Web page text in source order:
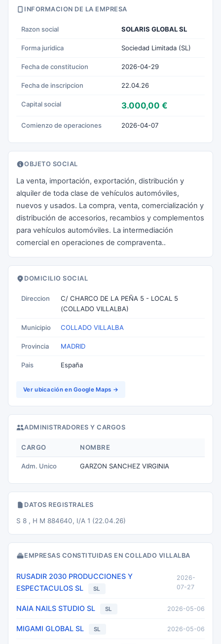
INFORMACION DE LA EMPRESA
Razon social SOLARIS GLOBAL SL
Forma juridica Sociedad Limitada (SL)
Fecha de constitucion 2026-04-29
Fecha de inscripcion 22.04.26
Capital social 3.000,00 €
Comienzo de operaciones 2026-04-07
OBJETO SOCIAL
La venta, importación, exportación, distribución y
alquiler de toda clase de vehículos automóviles,
nuevos y usados. La compra, venta, comercialización y
distribución de accesorios, recambios y complementos
para vehículos automóviles. La intermediación
comercial en operaciones de compraventa..
DOMICILIO SOCIAL
Direccion
C/ CHARCO DE LA PEÑA 5 - LOCAL 5
(COLLADO VILLALBA)
Municipio COLLADO VILLALBA
Provincia MADRID
Pais España
Ver ubicación en Google Maps →
ADMINISTRADORES Y CARGOS
CARGO NOMBRE
Adm. Unico GARZON SANCHEZ VIRGINIA
DATOS REGISTRALES
S 8 , H M 884640, I/A 1 (22.04.26)
EMPRESAS CONSTITUIDAS EN COLLADO VILLALBA
RUSADIR 2030 PRODUCCIONES Y
ESPECTACULOS SL
SL
2026-
07-27
NAIA NAILS STUDIO SL SL 2026-05-06
MIGAMI GLOBAL SL SL 2026-05-06